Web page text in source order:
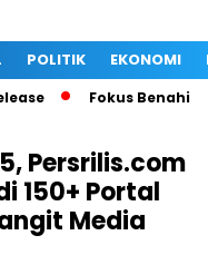
POLITIK EKONOMI
Fokus Benahi Irigasi,
Persrilis.com
150+ Portal
Media